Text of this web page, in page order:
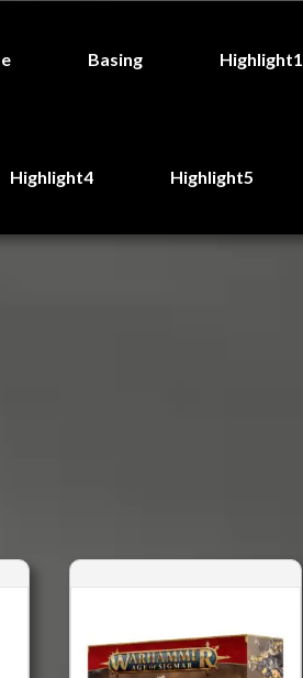
Basing Highlight1
Highlight4 Highlight5